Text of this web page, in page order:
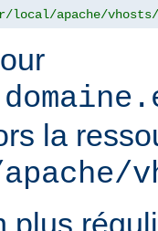
local/apache/vhosts/
la
plus